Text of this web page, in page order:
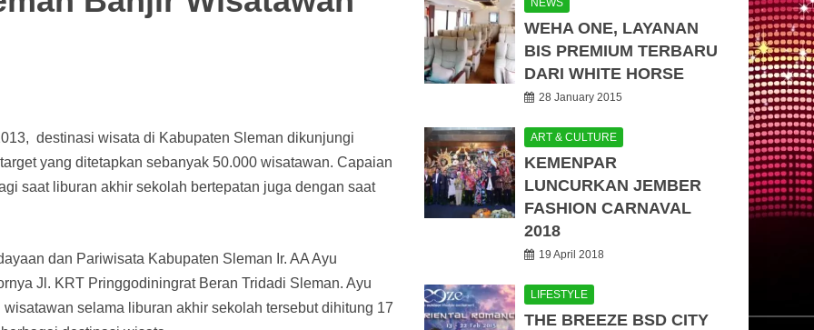
destinasi wisata di Kabupaten Sleman dikunjungi
yang ditetapkan sebanyak 50.000 wisatawan. Capaian
saat liburan akhir sekolah bertepatan juga dengan saat
dan Pariwisata Kabupaten Sleman Ir. AA Ayu
Jl. KRT Pringgodiningrat Beran Tridadi Sleman. Ayu
selama liburan akhir sekolah tersebut dihitung 17
NEWS
WEHA ONE, LAYANAN
BIS PREMIUM TERBARU
DARI WHITE HORSE
28 January 2015
ART & CULTURE
KEMENPAR
LUNCURKAN JEMBER
FASHION CARNAVAL
2018
19 April 2018
LIFESTYLE
THE BREEZE BSD CITY